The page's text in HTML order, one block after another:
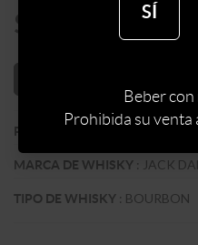
$
PAIS
MARCA DE WHISKY : JACK
TIPO DE WHISKY : BOURBON
SÍ
Beber
Prohibida su venta